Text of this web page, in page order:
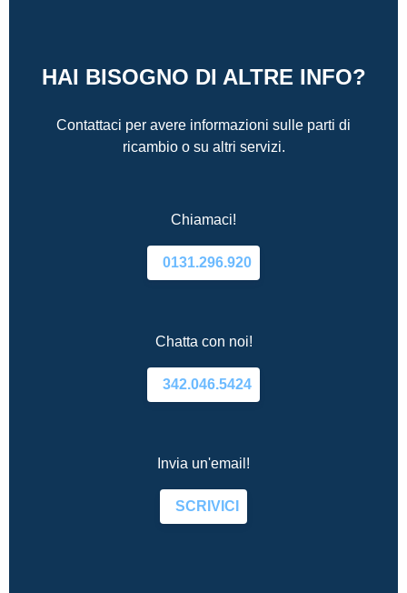
HAI BISOGNO DI ALTRE INFO?
Contattaci per avere informazioni sulle parti di
ricambio o su altri servizi.
Chiamaci!
0131.296.920
Chatta con noi!
342.046.5424
Invia un'email!
SCRIVICI